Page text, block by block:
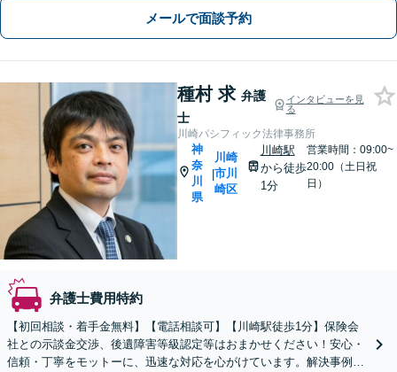
メールで面談予約
種村 求 弁護
士
インタビューを見
る
川崎パシフィック法律事務所
神
奈
川
県
|
川崎
市川
崎区
川崎駅
から徒歩
1分
営業時間：09:00~
20:00（土日祝
日）
弁護士費用特約
【初回相談・着手金無料】【電話相談可】【川崎駅徒歩1分】保険会
社との示談金交渉、後遺障害等級認定等はおまかせください！安心・
信頼・丁寧をモットーに、迅速な対応を心がけています。解決事例も